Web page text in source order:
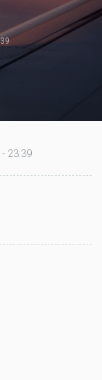
23:39